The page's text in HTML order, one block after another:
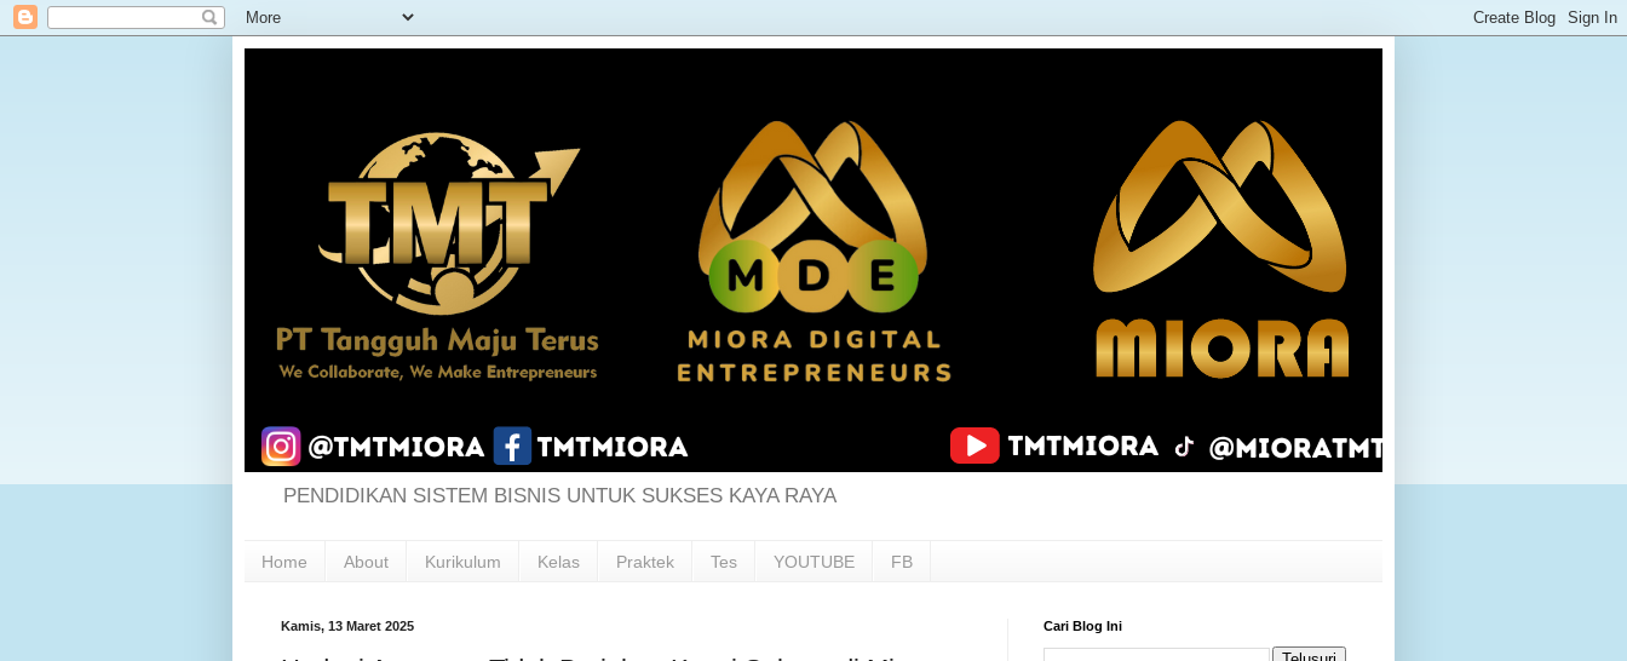
PENDIDIKAN SISTEM BISNIS UNTUK SUKSES KAYA RAYA
Home About Kurikulum Kelas Praktek Tes YOUTUBE FB
Kamis, 13 Maret 2025 Cari Blog Ini